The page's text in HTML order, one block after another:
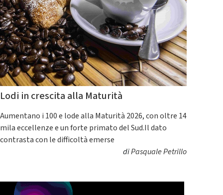
Lodi in crescita alla Maturità
Aumentano i 100 e lode alla Maturità 2026, con oltre 14
mila eccellenze e un forte primato del Sud.Il dato
contrasta con le difficoltà emerse
diPasquale Petrillo